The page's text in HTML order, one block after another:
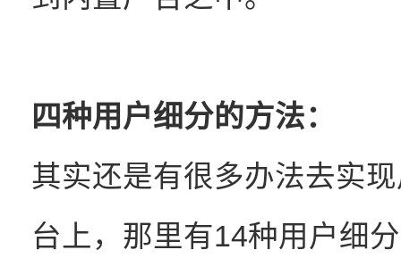
四种用户细分的方法：
其实还是有很多办法去实
台上，那里有14种用户细